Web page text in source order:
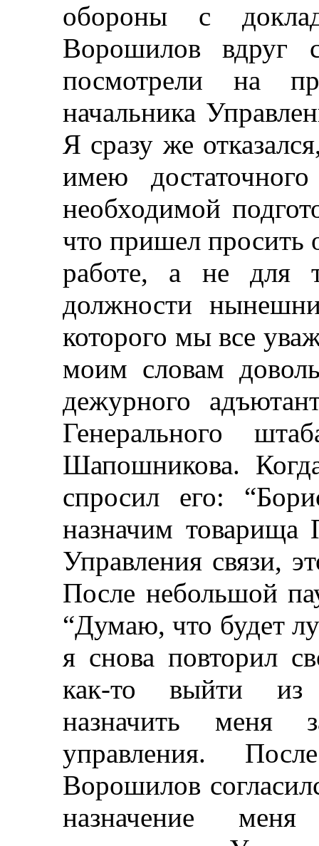
обороны с
Ворошилов
посмотрели на
начальника
Я сразу же
имею
необходимой
что пришел просить
работе, а не для
должности
которого мы все
моим словам
дежурного
Генерального
Шапошникова.
спросил его:
назначим товарища
Управления связи,
После небольшой
“Думаю, что будет
я снова повторил
как-то выйти из
назначить меня
управления.
Ворошилов
назначение